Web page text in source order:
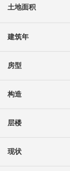
土地面积
建筑年
房型
构造
层楼
现状